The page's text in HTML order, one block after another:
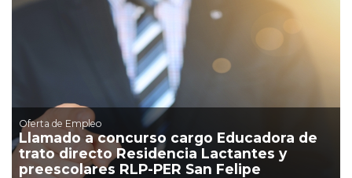
Oferta de Empleo
Llamado a concurso cargo Educadora de
trato directo Residencia Lactantes y
preescolares RLP-PER San Felipe